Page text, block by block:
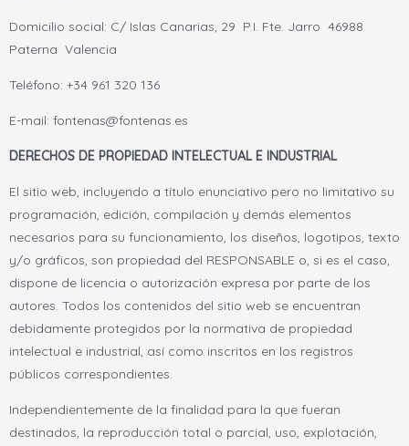
Domicilio social: C/ Islas Canarias, 29 P.I. Fte. Jarro 46988
Paterna Valencia
Teléfono: +34 961 320 136
E-mail: fontenas@fontenas.es
DERECHOS DE PROPIEDAD INTELECTUAL E INDUSTRIAL
El sitio web, incluyendo a título enunciativo pero no limitativo su
programación, edición, compilación y demás elementos
necesarios para su funcionamiento, los diseños, logotipos, texto
y/o gráficos, son propiedad del RESPONSABLE o, si es el caso,
dispone de licencia o autorización expresa por parte de los
autores. Todos los contenidos del sitio web se encuentran
debidamente protegidos por la normativa de propiedad
intelectual e industrial, así como inscritos en los registros
públicos correspondientes.
Independientemente de la finalidad para la que fueran
destinados, la reproducción total o parcial, uso, explotación,